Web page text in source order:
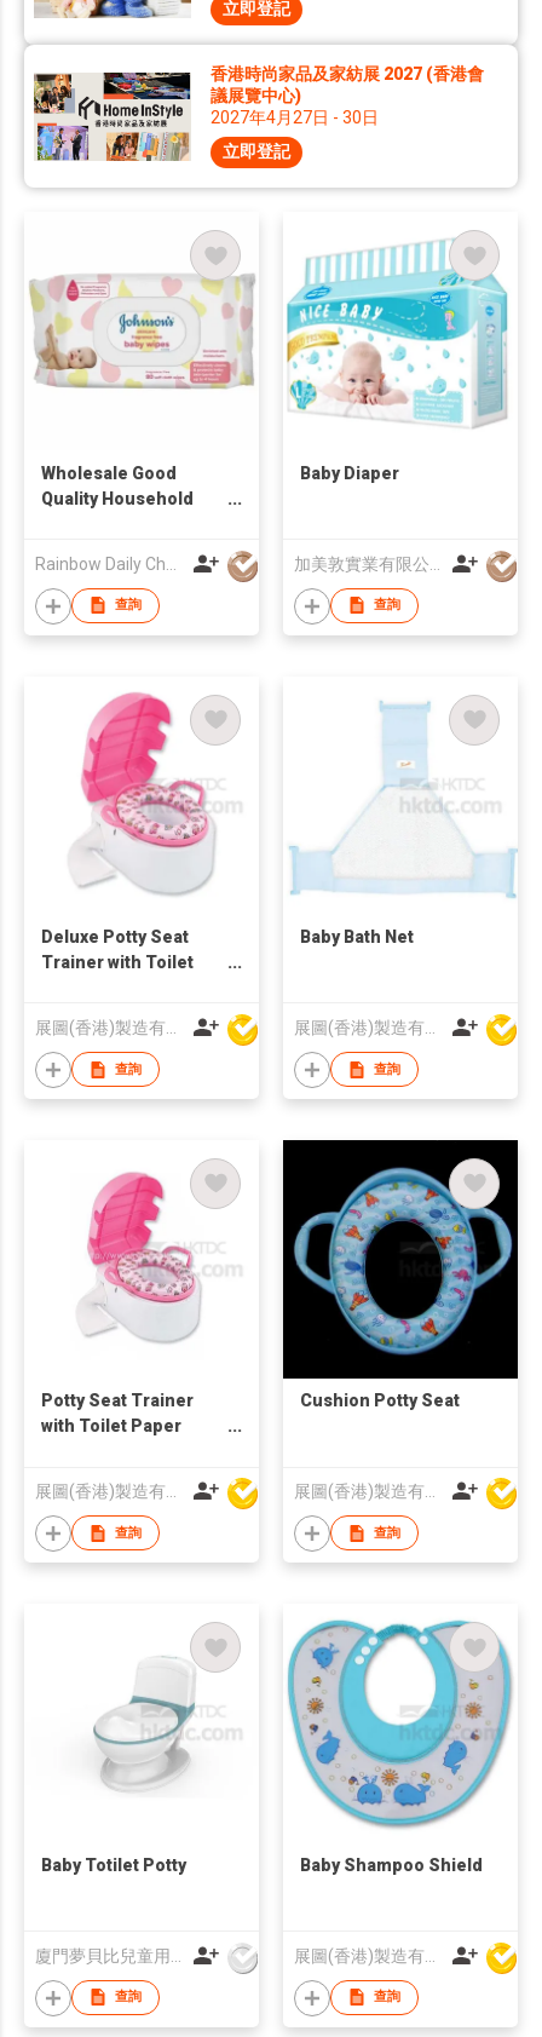
立即登記
香港時尚家品及家紡展 2027 (香港會
議展覽中心)
2027年4月27日 - 30日
立即登記
Wholesale Good
Quality Household
查詢
Baby Diaper
查詢
Deluxe Potty Seat
Trainer with Toilet
查詢
Baby Bath Net
查詢
Potty Seat Trainer
with Toilet Paper
展圖(香港)製造有限公司
查詢
Cushion Potty Seat
展圖(香港)製造有限公司
查詢
Baby Totilet Potty
查詢
Baby Shampoo Shield
查詢